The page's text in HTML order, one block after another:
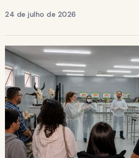
24 de julho de 2026